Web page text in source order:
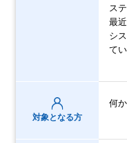
ス
最
シ
て
対象となる方
何